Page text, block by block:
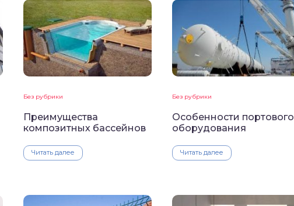
Без рубрики
Преимущества
композитных бассейнов
Читать далее
Без рубрики
Особенности портового
оборудования
Читать далее